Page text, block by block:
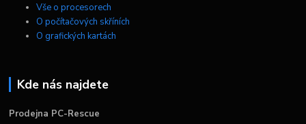
Vše o procesorech
O počítačových skříních
O grafických kartách
Kde nás najdete
Prodejna PC-Rescue